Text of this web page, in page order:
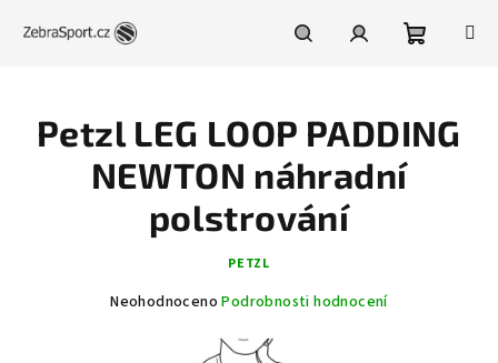
košík
Petzl LEG LOOP PADDING
NEWTON náhradní
polstrování
PETZL
Průměrné
Neohodnoceno Podrobnosti hodnocení